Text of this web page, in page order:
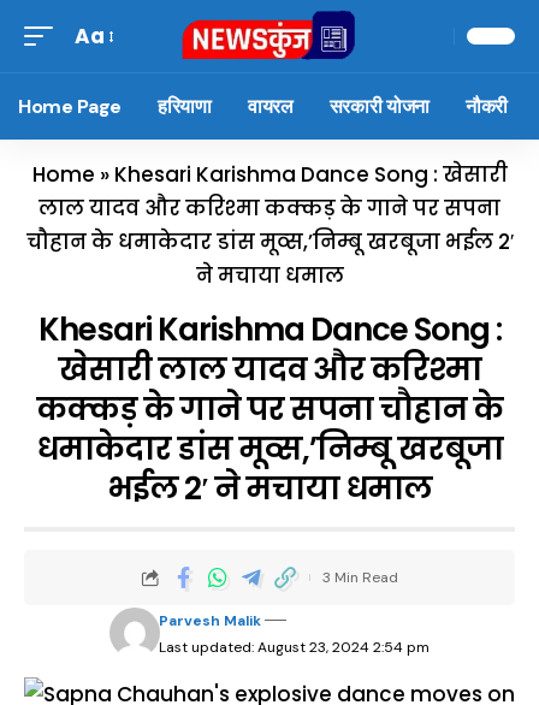
Aa
Home Page हरियाणा वायरल सरकारी योजना नौकरी
Home » Khesari Karishma Dance Song : खेसारी
लाल यादव और करिश्मा कक्कड़ के गाने पर सपना
चौहान के धमाकेदार डांस मूव्स,’निम्बू खरबूजा भईल 2′
ने मचाया धमाल
Khesari Karishma Dance Song :
खेसारी लाल यादव और करिश्मा
कक्कड़ के गाने पर सपना चौहान के
धमाकेदार डांस मूव्स,’निम्बू खरबूजा
भईल 2′ ने मचाया धमाल
Last updated: August 23, 2024 2:54 pm
Parvesh Malik
3 Min Read